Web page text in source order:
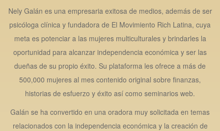
Nely Galán es una empresaria exitosa de medios, además de ser
psicóloga clínica y fundadora de El Movimiento Rich Latina, cuya
meta es potenciar a las mujeres multiculturales y brindarles la
oportunidad para alcanzar independencia económica y ser las
dueñas de su propio éxito. Su plataforma les ofrece a más de
500,000 mujeres al mes contenido original sobre finanzas,
historias de esfuerzo y éxito así como seminarios web.
Galán se ha convertido en una oradora muy solicitada en temas
relacionados con la independencia económica y la creación de